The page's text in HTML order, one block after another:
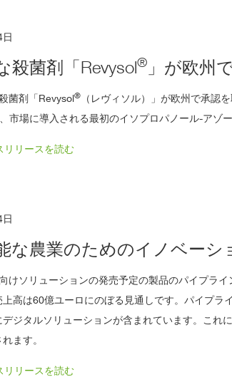
殺菌剤「Revysol® 」が欧州
菌剤「Revysol®
（レヴィソル）」が欧州で承認
市場に導入される最初のイソプロパノール-アゾー
リリースを読む
な農業のためのイノベーシ
けソリューションの発売予定の製品のパイプラ
上高は60億ユーロにのぼる見通しです。パイプ
ジタルソリューションが含まれています。これ
ます。
リリースを読む